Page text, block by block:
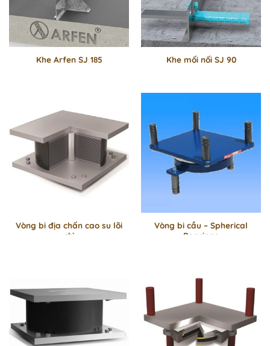
Khe Arfen SJ 185 Khe mối nối SJ 90
Vòng bi địa chấn cao su lõi
chì
Vòng bi cầu – Spherical
Bearings